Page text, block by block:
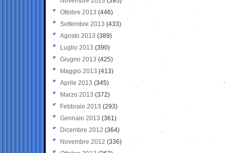
Ottobre 2013 (446)
Settembre 2013 (433)
Agosto 2013 (389)
Luglio 2013 (390)
Giugno 2013 (425)
Maggio 2013 (413)
Aprile 2013 (345)
Marzo 2013 (372)
Febbraio 2013 (293)
Gennaio 2013 (361)
Dicembre 2012 (364)
Novembre 2012 (336)